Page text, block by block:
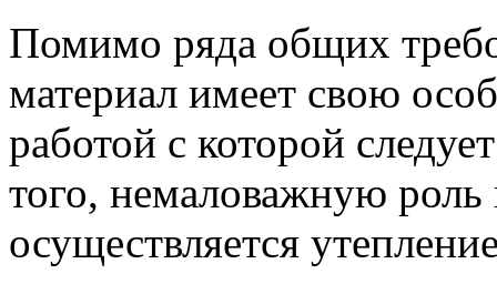
Помимо ряда общих
материал имеет свою
работой с которой
того, немаловажную
осуществляется